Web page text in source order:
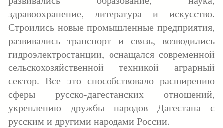
здравоохранение, литература и искусство.
Строились новые промышленные предприятия,
развивались транспорт и связь, возводились
гидроэлектростанции, оснащался современной
сельскохозяйственной техникой аграрный
сектор. Все это способствовало расширению
сферы русско-дагестанских отношений,
укреплению дружбы народов Дагестана с
русским и другими народами России.